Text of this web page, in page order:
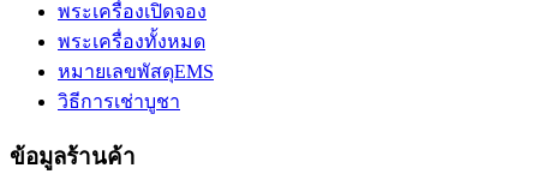
พระเครื่องเปิดจอง
พระเครื่องทั้งหมด
หมายเลขพัสดุEMS
วิธีการเช่าบูชา
ข้อมูลร้านค้า